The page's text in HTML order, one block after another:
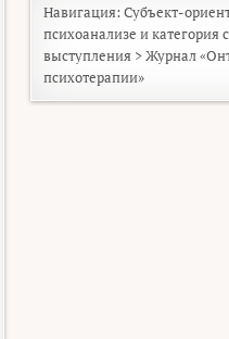
Навигация:Субъект-
психоанализе и категория
выступления >Журнал
психотерапии»